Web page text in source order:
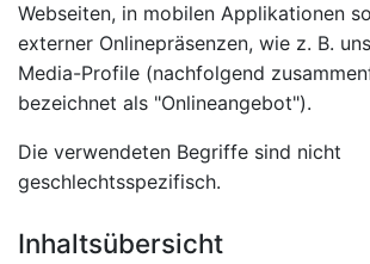
Webseiten, in mobilen Applikationen
externer Onlinepräsenzen, wie z. B.
Media-Profile (nachfolgend
bezeichnet als "Onlineangebot").
Die verwendeten Begriffe sind nicht
geschlechtsspezifisch.
Inhaltsübersicht